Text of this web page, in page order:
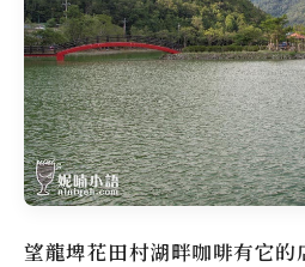
望龍埤花田村湖畔咖啡有它的